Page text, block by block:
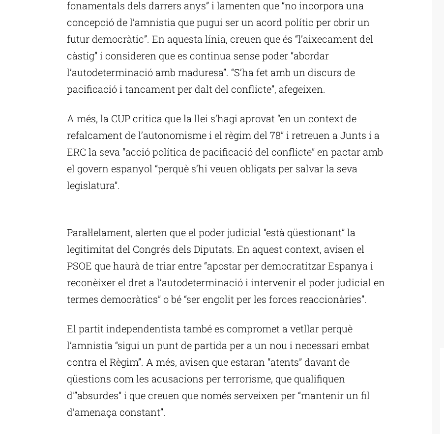
fonamentals dels darrers anys” i lamenten que “no incorpora una
concepció de l’amnistia que pugui ser un acord polític per obrir un
futur democràtic”. En aquesta línia, creuen que és “l’aixecament del
càstig” i consideren que es continua sense poder “abordar
l’autodeterminació amb maduresa”. “S’ha fet amb un discurs de
pacificació i tancament per dalt del conflicte”, afegeixen.
A més, la CUP critica que la llei s’hagi aprovat “en un context de
refalcament de l’autonomisme i el règim del 78” i retreuen a Junts i a
ERC la seva “acció política de pacificació del conflicte” en pactar amb
el govern espanyol “perquè s’hi veuen obligats per salvar la seva
legislatura”.
Paral·lelament, alerten que el poder judicial “està qüestionant” la
legitimitat del Congrés dels Diputats. En aquest context, avisen el
PSOE que haurà de triar entre “apostar per democratitzar Espanya i
reconèixer el dret a l’autodeterminació i intervenir el poder judicial en
termes democràtics” o bé “ser engolit per les forces reaccionàries”.
El partit independentista també es compromet a vetllar perquè
l’amnistia “sigui un punt de partida per a un nou i necessari embat
contra el Règim”. A més, avisen que estaran “atents” davant de
qüestions com les acusacions per terrorisme, que qualifiquen
d'”absurdes” i que creuen que només serveixen per “mantenir un fil
d’amenaça constant”.